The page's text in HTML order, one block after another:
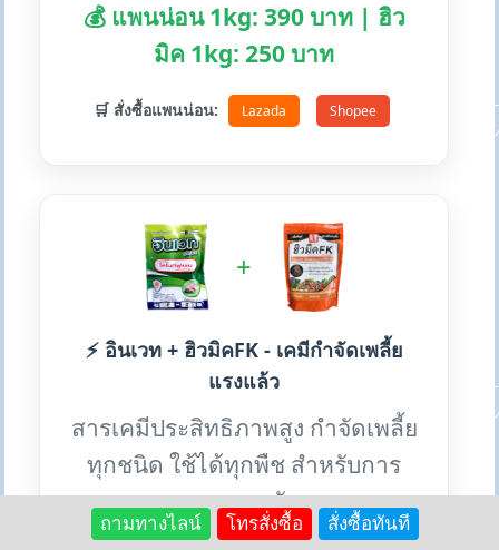
💰 แพนน่อน 1kg: 390 บาท | ฮิว
มิค 1kg: 250 บาท
🛒 สั่งซื้อแพนน่อน: Lazada Shopee
+
⚡ อินเวท + ฮิวมิคFK - เคมีกำจัดเพลี้ย
แรงแล้ว
สารเคมีประสิทธิภาพสูง กำจัดเพลี้ย
ทุกชนิด ใช้ได้ทุกพืช สำหรับการ
ระบาดหนัก
ถามทางไลน์ โทรสั่งซื้อ สั่งซื้อทันที